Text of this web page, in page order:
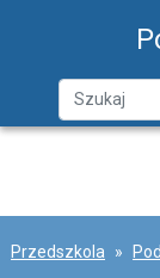
Przedszkola